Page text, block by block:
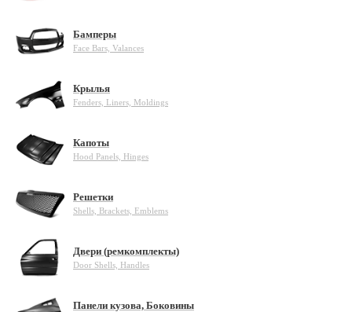
Бамперы
Face Bars, Valances
Крылья
Fenders, Liners, Moldings
Капоты
Hood Panels, Hinges
Решетки
Shells, Brackets, Emblems
Двери (ремкомплекты)
Door Shells, Handles
Панели кузова, Боковины